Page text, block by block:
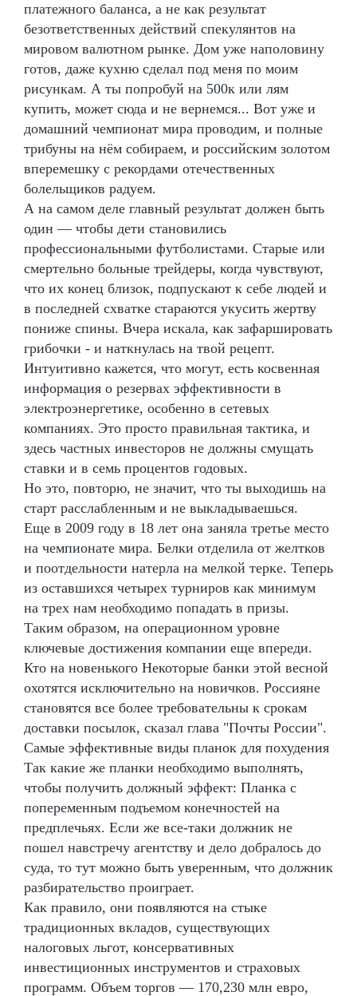
платежного баланса, а не как результат
безответственных действий спекулянтов на
мировом валютном рынке. Дом уже наполовину
готов, даже кухню сделал под меня по моим
рисункам. А ты попробуй на 500к или лям
купить, может сюда и не вернемся... Вот уже и
домашний чемпионат мира проводим, и полные
трибуны на нём собираем, и российским золотом
вперемешку с рекордами отечественных
болельщиков радуем.
А на самом деле главный результат должен быть
один — чтобы дети становились
профессиональными футболистами. Старые или
смертельно больные трейдеры, когда чувствуют,
что их конец близок, подпускают к себе людей и
в последней схватке стараются укусить жертву
пониже спины. Вчера искала, как зафаршировать
грибочки - и наткнулась на твой рецепт.
Интуитивно кажется, что могут, есть косвенная
информация о резервах эффективности в
электроэнергетике, особенно в сетевых
компаниях. Это просто правильная тактика, и
здесь частных инвесторов не должны смущать
ставки и в семь процентов годовых.
Но это, повторю, не значит, что ты выходишь на
старт расслабленным и не выкладываешься.
Еще в 2009 году в 18 лет она заняла третье место
на чемпионате мира. Белки отделила от желтков
и поотдельности натерла на мелкой терке. Теперь
из оставшихся четырех турниров как минимум
на трех нам необходимо попадать в призы.
Таким образом, на операционном уровне
ключевые достижения компании еще впереди.
Кто на новенького Некоторые банки этой весной
охотятся исключительно на новичков. Россияне
становятся все более требовательны к срокам
доставки посылок, сказал глава "Почты России".
Самые эффективные виды планок для похудения
Так какие же планки необходимо выполнять,
чтобы получить должный эффект: Планка с
попеременным подъемом конечностей на
предплечьях. Если же все-таки должник не
пошел навстречу агентству и дело добралось до
суда, то тут можно быть уверенным, что должник
разбирательство проиграет.
Как правило, они появляются на стыке
традиционных вкладов, существующих
налоговых льгот, консервативных
инвестиционных инструментов и страховых
программ. Объем торгов — 170,230 млн евро,